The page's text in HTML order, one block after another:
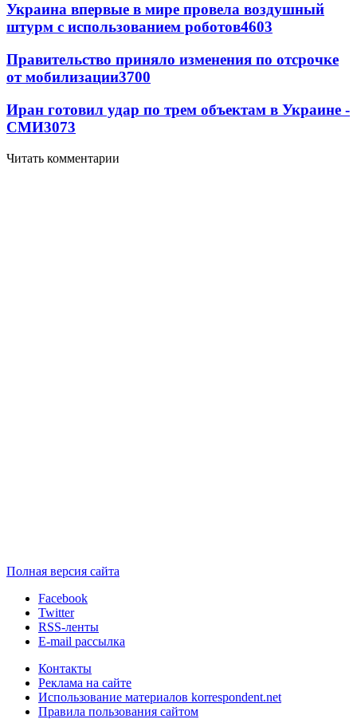
Украина впервые в мире провела воздушный
штурм с использованием роботов4603
Правительство приняло изменения по отсрочке
от мобилизации3700
Иран готовил удар по трем объектам в Украине -
СМИ3073
Читать комментарии
Полная версия сайта
Facebook
Twitter
RSS-ленты
E-mail рассылка
Контакты
Реклама на сайте
Использование материалов korrespondent.net
Правила пользования сайтом